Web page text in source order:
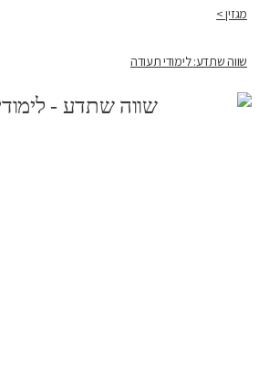
מגזין >
שווה שתדע: לימודי תעודה